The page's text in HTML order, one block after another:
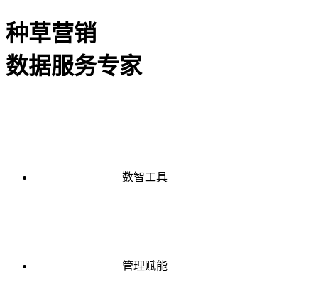
种草营销
数据服务专家
数智工具
管理赋能